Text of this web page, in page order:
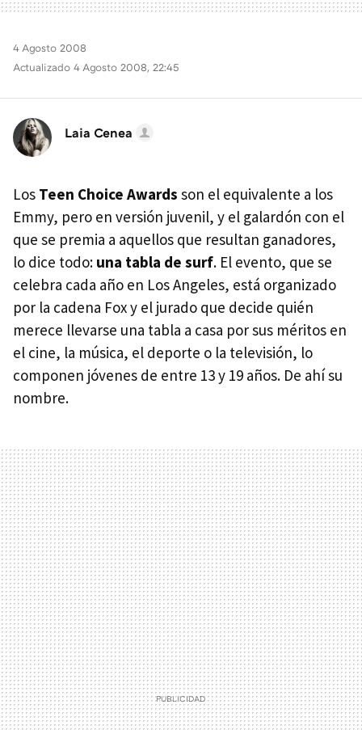
4 Agosto 2008
Actualizado 4 Agosto 2008, 22:45
Laia Cenea
Los Teen Choice Awards son el equivalente a los
Emmy, pero en versión juvenil, y el galardón con el
que se premia a aquellos que resultan ganadores,
lo dice todo: una tabla de surf. El evento, que se
celebra cada año en Los Angeles, está organizado
por la cadena Fox y el jurado que decide quién
merece llevarse una tabla a casa por sus méritos en
el cine, la música, el deporte o la televisión, lo
componen jóvenes de entre 13 y 19 años. De ahí su
nombre.